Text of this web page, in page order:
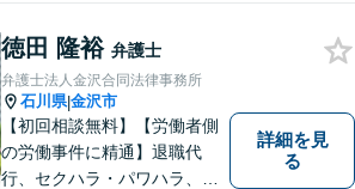
徳田 隆裕 弁護士
弁護士法人金沢合同法律事務所
石川県|金沢市
【初回相談無料】【労働者側
の労働事件に精通】退職代
行、セクハラ・パワハラ、労
詳細を見
る